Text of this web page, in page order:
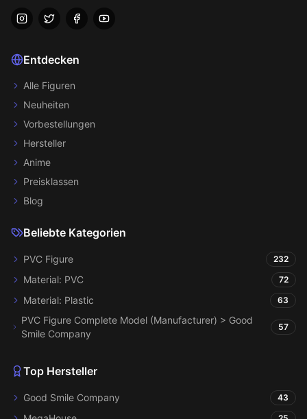
Entdecken
Alle Figuren
Neuheiten
Vorbestellungen
Hersteller
Anime
Preisklassen
Blog
Beliebte Kategorien
PVC Figure 232
Material: PVC 72
Material: Plastic 63
PVC Figure Complete Model (Manufacturer) > Good
Smile Company
57
Top Hersteller
Good Smile Company 43